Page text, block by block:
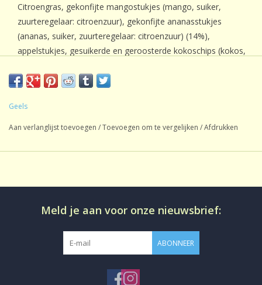
Citroengras, gekonfijte mangostukjes (mango, suiker,
zuurteregelaar: citroenzuur), gekonfijte ananasstukjes
(ananas, suiker, zuurteregelaar: citroenzuur) (14%),
appelstukjes, gesuikerde en geroosterde kokoschips (kokos,
ananasgranulaat (6%), natuurlijk aroma, appelchips,
Geels
Aan verlanglijst toevoegen /Toevoegen om te vergelijken /Afdrukken
Meld je aan voor onze nieuwsbrief:
ABONNEER